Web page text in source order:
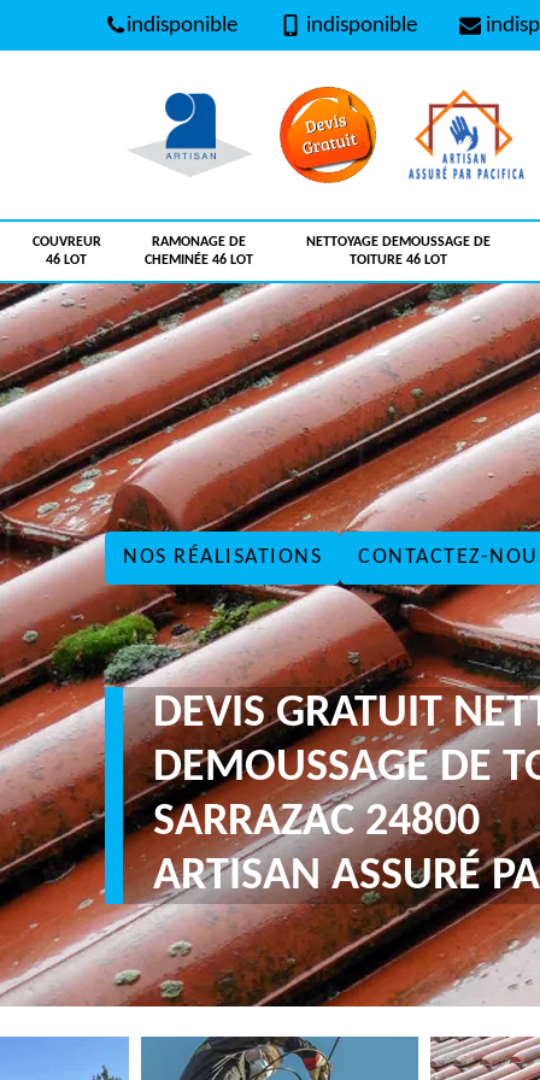
indisponible indisponible
COUVREUR
46 LOT
RAMONAGE DE
CHEMINÉE 46 LOT
NETTOYAGE DEMOUSSAGE DE
TOITURE 46 LOT
NOS RÉALISATIONS CONTACTEZ-
DEVIS GRATUIT
DEMOUSSAGE DE
SARRAZAC 24800
ARTISAN ASSURÉ